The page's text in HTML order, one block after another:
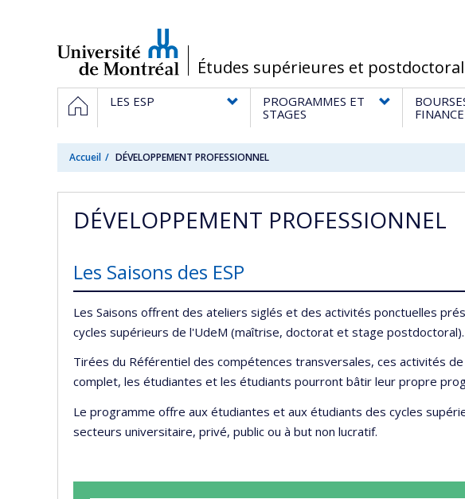
/Études supérieures et
Navigation
principale
ACCUEIL
LES ESP
PROGRAMMES ET
STAGES
Accueil DÉVELOPPEMENT PROFESSIONNEL
DÉVELOPPEMENT PROFESSIONNEL
Les Saisons des ESP
Les Saisons offrent des ateliers siglés et des activités ponctuelles
cycles supérieurs de l'UdeM (maîtrise, doctorat et stage postdoctoral).
Tirées du Référentiel des compétences transversales, ces activités
complet, les étudiantes et les étudiants pourront bâtir leur propre
Le programme offre aux étudiantes et aux étudiants des cycles
secteurs universitaire, privé, public ou à but non lucratif.